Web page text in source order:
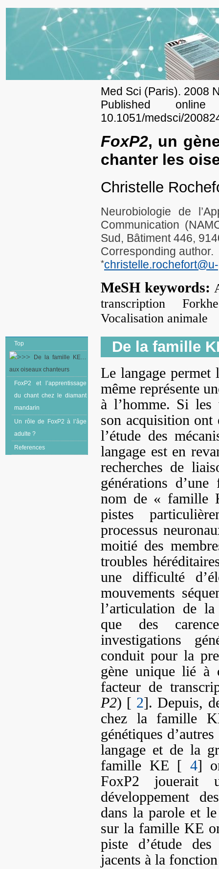
Med Sci (Paris). 2008
Published
10.1051/medsci/
FoxP2, un
chanter les
Christelle
Neurobiologie de
Communication
Sud, Bâtiment 446,
Corresponding author.
*
MeSH keywords:
transcription
Vocalisation animale
Top
De la famille KE…
aux oiseaux chanteurs
FoxP2 et l’apprentissage
du chant chez le diamant
mandarin
Un rôle de FoxP2 à l’âge
adulte ?
References
De la famille
Le langage permet
même représente
à l’homme. Si les
son acquisition ont
l’étude des
langage est en
recherches de
générations
nom de « famille
pistes
processus
moitié des
troubles
une difficulté
mouvements
l’articulation de
que des
investigations
conduit pour la
gène unique lié à
facteur de
P2) [ 2]. Depuis,
chez la famille
génétiques
langage et de la
famille KE [ 4]
FoxP2 jouerait
développement
dans la parole et
sur la famille KE
piste d’étude des
jacents à la